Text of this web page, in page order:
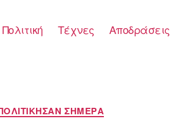
Πολιτική Τέχνες Αποδράσεις
Κατηγορίες
ΣΗΜΕΡΑ